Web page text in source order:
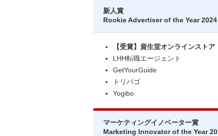
新人賞
Rookie Advertiser of the Year 2024
【受賞】資生堂オンラインストア
LHH転職エージェント
GetYourGuide
トリバゴ
Yogibo
マーケティングイノベーター賞
Marketing Innovator of the Year